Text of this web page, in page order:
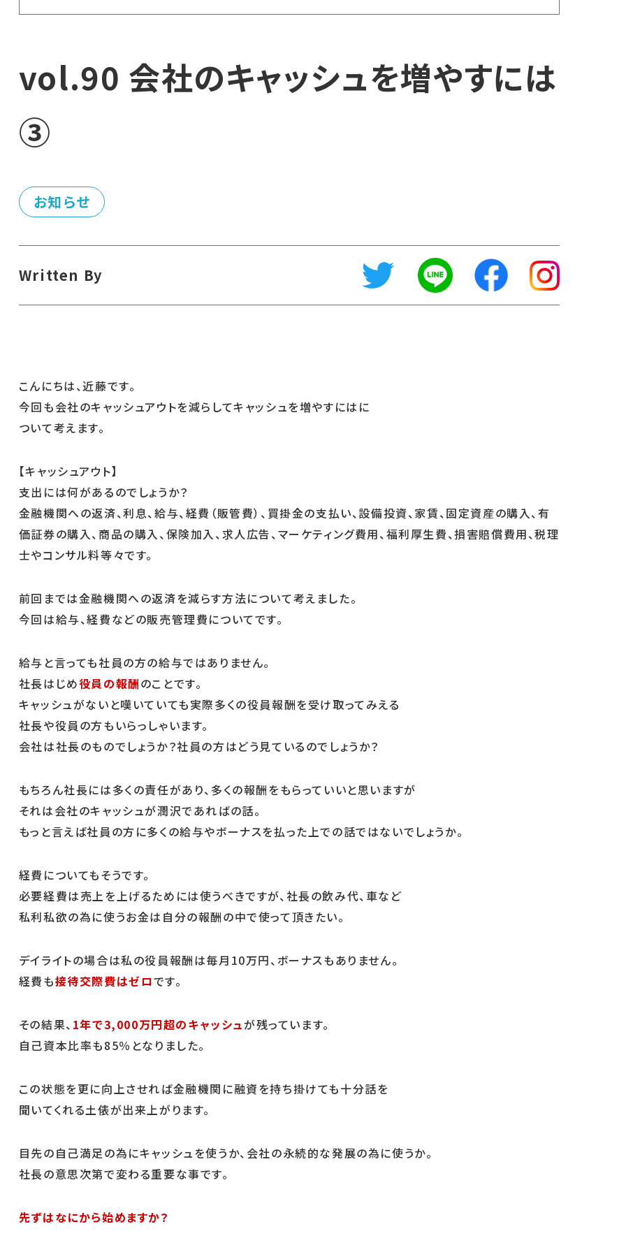
vol.90 会社のキャッシュを増やすには
③
お知らせ
Written By
こんにちは、近藤です。
今回も会社のキャッシュアウトを減らしてキャッシュを増やすにはに
ついて考えます。
【キャッシュアウト】
支出には何があるのでしょうか？
金融機関への返済、利息、給与、経費（販管費）、買掛金の支払い、設備投資、家賃、固定資産の購入、有
価証券の購入、商品の購入、保険加入、求人広告、マーケティング費用、福利厚生費、損害賠償費用、税理
士やコンサル料等々です。
前回までは金融機関への返済を減らす方法について考えました。
今回は給与、経費などの販売管理費についてです。
給与と言っても社員の方の給与ではありません。
社長はじめ役員の報酬のことです。
キャッシュがないと嘆いていても実際多くの役員報酬を受け取ってみえる
社長や役員の方もいらっしゃいます。
会社は社長のものでしょうか？社員の方はどう見ているのでしょうか？
もちろん社長には多くの責任があり、多くの報酬をもらっていいと思いますが
それは会社のキャッシュが潤沢であればの話。
もっと言えば社員の方に多くの給与やボーナスを払った上での話ではないでしょうか。
経費についてもそうです。
必要経費は売上を上げるためには使うべきですが、社長の飲み代、車など
私利私欲の為に使うお金は自分の報酬の中で使って頂きたい。
デイライトの場合は私の役員報酬は毎月10万円、ボーナスもありません。
経費も接待交際費はゼロです。
その結果、 1年で3,000万円超のキャッシュが残っています。
自己資本比率も85％となりました。
この状態を更に向上させれば金融機関に融資を持ち掛けても十分話を
聞いてくれる土俵が出来上がります。
目先の自己満足の為にキャッシュを使うか、会社の永続的な発展の為に使うか。
社長の意思次第で変わる重要な事です。
先ずはなにから始めますか？